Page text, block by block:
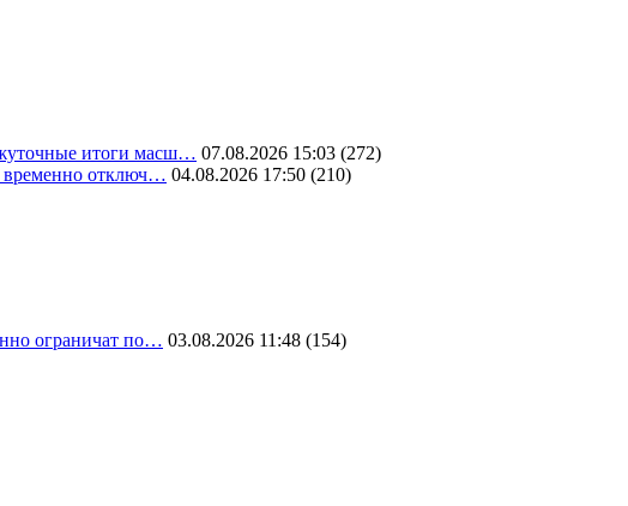
итоги масш… 07.08.2026 15:03 (272)
временно отключ… 04.08.2026 17:50 (210)
ограничат по… 03.08.2026 11:48 (154)